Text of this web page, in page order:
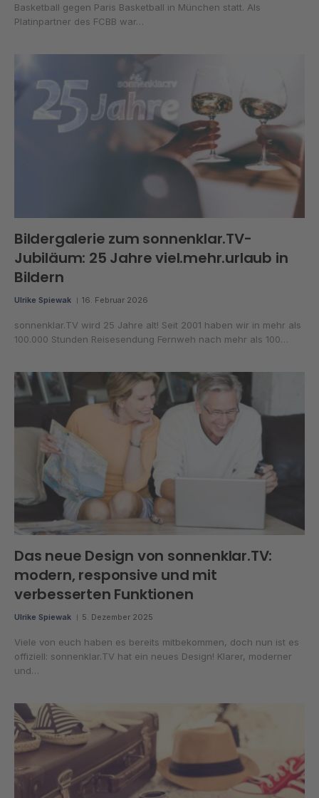
Basketball gegen Paris Basketball in München statt. Als
Platinpartner des FCBB war…
Bildergalerie zum sonnenklar.TV-
Jubiläum: 25 Jahre viel.mehr.urlaub in
Bildern
Ulrike Spiewak 16. Februar 2026
sonnenklar.TV wird 25 Jahre alt! Seit 2001 haben wir in mehr als
100.000 Stunden Reisesendung Fernweh nach mehr als 100…
Das neue Design von sonnenklar.TV:
modern, responsive und mit
verbesserten Funktionen
Ulrike Spiewak 5. Dezember 2025
Viele von euch haben es bereits mitbekommen, doch nun ist es
offiziell: sonnenklar.TV hat ein neues Design! Klarer, moderner
und…